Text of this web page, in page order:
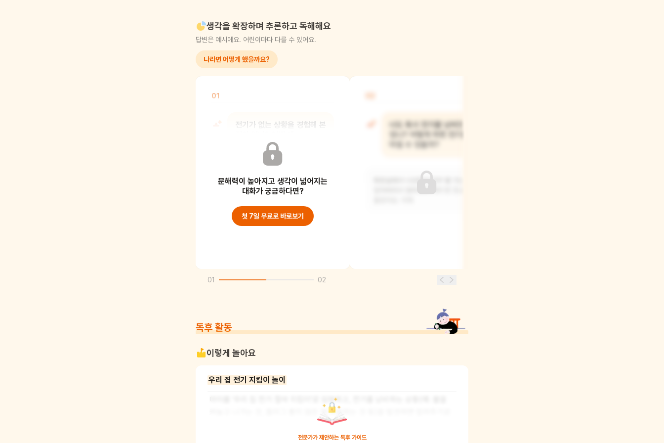
생각을 확장하며 추론하고 독해해요
답변은 예시에요. 어린이마다 다를 수 있어요.
나라면 어떻게 했을까요?
01
전기가 없는 상황을 경험해 본
불편했어?
네, 저번에 우리 단지 아파트가 정전이
된 적이 있었어요. TV에서 만화를 보지
문해력이 높아지고 생각이 넓어지는
대화가 궁금하다면?
첫 7일 무료로 바로보기
너도 혹시 전기를 낭비한 적이
아낄 수 있을까?
01 02
독후 활동
이렇게 놀아요
우리 집 전기 지킴이 놀이
아이를 '우리 집 전기 절약 지킴이'로 임명하고, 전기를 낭비하는 상황(예: 불을
켜놓고 나가는 것, 플러그 뽑지 않은 채 외출하는 것 등)을 발견하면 알려주기로
약속해요. 가족들이 전기를 아끼는 모습을 칭찬해주고, '절약 스티커' 등을 활용
해 재미를 더하면 아이가 주도적으로 에너지 절약 습관을 형성하는 데 도움이 됩
전문가가 제안하는 독후 가이드